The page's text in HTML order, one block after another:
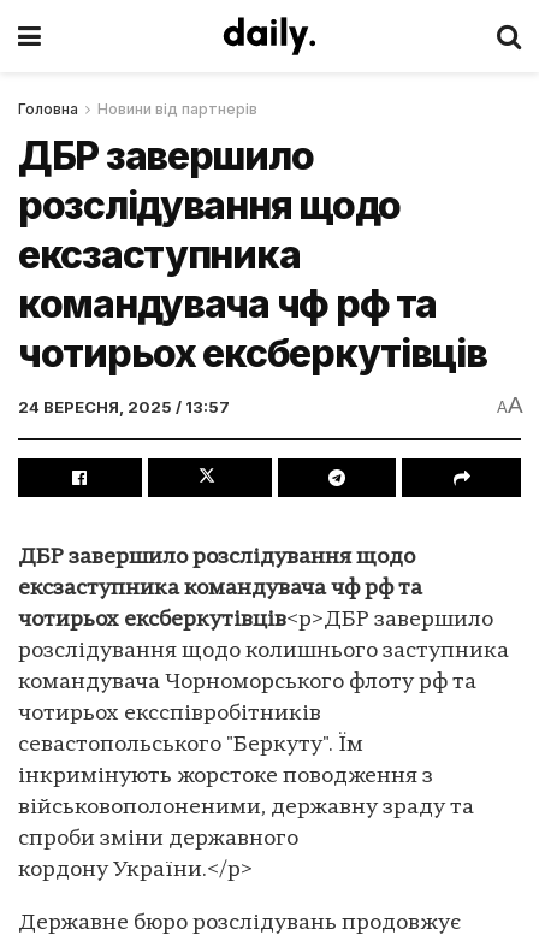
Головна Новини від партнерів
ДБР завершило
розслідування щодо
ексзаступника
командувача чф рф та
чотирьох ексберкутівців
24 ВЕРЕСНЯ, 2025 / 13:57 AA
ДБР завершило розслідування щодо
ексзаступника командувача чф рф та
чотирьох ексберкутівців<p>ДБР завершило
розслідування щодо колишнього заступника
командувача Чорноморського флоту рф та
чотирьох ексспівробітників
севастопольського "Беркуту". Їм
інкримінують жорстоке поводження з
військовополоненими, державну зраду та
спроби зміни державного
кордону України.</p>
Державне бюро розслідувань продовжує